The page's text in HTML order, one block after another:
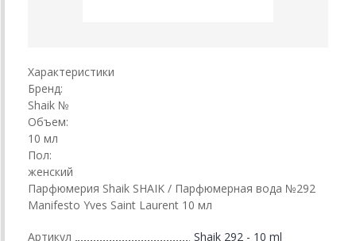
Характеристики
Бренд:
Shaik №
Объем:
10 мл
Пол:
женский
Парфюмерия Shaik SHAIK / Парфюмерная вода №292
Manifesto Yves Saint Laurent 10 мл
Артикул Shaik 292 - 10 ml